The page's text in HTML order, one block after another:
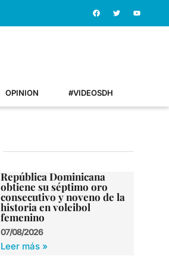
OPINION #VIDEOSDH
República Dominicana
obtiene su séptimo oro
consecutivo y noveno de la
historia en voleibol
femenino
07/08/2026
Leer más »